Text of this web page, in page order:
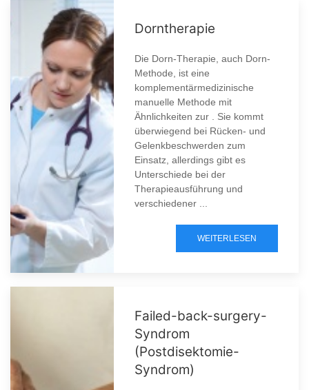
Dorntherapie
Die Dorn-Therapie, auch Dorn-
Methode, ist eine
komplementärmedizinische
manuelle Methode mit
Ähnlichkeiten zur . Sie kommt
überwiegend bei Rücken- und
Gelenkbeschwerden zum
Einsatz, allerdings gibt es
Unterschiede bei der
Therapieausführung und
verschiedener ...
WEITERLESEN
Failed-back-surgery-
Syndrom
(Postdisektomie-
Syndrom)